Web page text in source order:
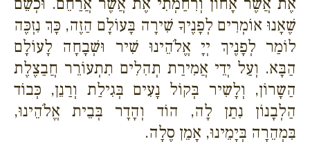
שֶׁאָנוּ אוֹמְרִים לְפָנֶיךָ שִׁירָה בָּעוֹלָם הַזֶה, כָּךְ נִזְכֶּה
לוֹמַר לְפָנֶיךְ יְיָ אֱלֹהֵינוּ שִׁיר וּשְׁבָחָה לָעוֹלָם
הַבָּא. וְעַל יְדֵי אֲמִירַת תְהִלִים תִתְעוֹרֵר חֲבַצֶלֶת
הַשָרוֹן, וְלָשִיר בְּקוֹל נָעִים בְּגִילַת וְרַנֵן, כְּבוֹד
הַלְבָנוֹן נִתַן לָה, הוֹד וְהָדָר בְּבֵית אֱלֹהֵינוּ,
בִּמְהֵרָה בְּיָמֵינוּ, אָמֵן סֶלָה.